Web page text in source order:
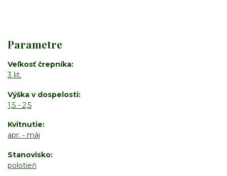
Parametre
Veľkosť črepníka
3 lit.
Výška v dospelosti
1,5 - 2,5
Kvitnutie
apr. - máj
Stanovisko
polotieň